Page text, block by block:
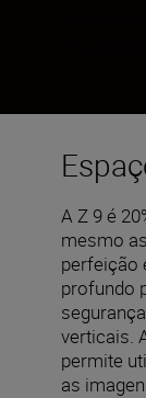
A Z 9 é
mesmo
perfeição
profundo
verticais.
permite
as